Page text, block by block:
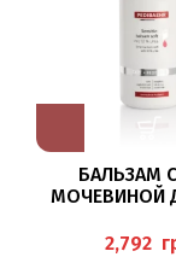
БАЛЬЗАМ
МОЧЕВИНОЙ
SOFT),